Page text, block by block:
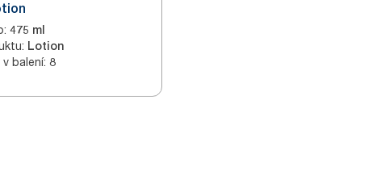
: 475 ml
: Lotion
balení: 8